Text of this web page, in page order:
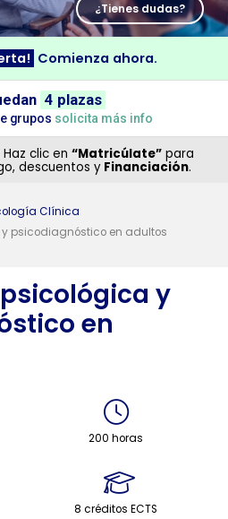
y
en
200 horas
8 créditos ECTS
¿Tienes dudas?
Comienza ahora.
4 plazas
grupos solicita más info
Haz clic en “Matricúlate” para
descuentos y Financiación.
Clínica
psicodiagnóstico en adultos
información